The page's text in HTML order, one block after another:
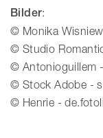
Bilder:
© Monika
© Studio
© Antonioguillem
© Stock Adobe -
© Henrie -